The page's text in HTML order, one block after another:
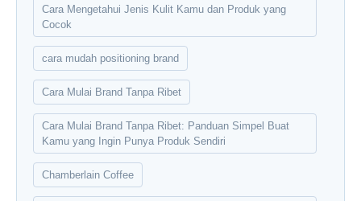
Cara Mengetahui Jenis Kulit Kamu dan Produk yang
Cocok
cara mudah positioning brand
Cara Mulai Brand Tanpa Ribet
Cara Mulai Brand Tanpa Ribet: Panduan Simpel Buat
Kamu yang Ingin Punya Produk Sendiri
Chamberlain Coffee